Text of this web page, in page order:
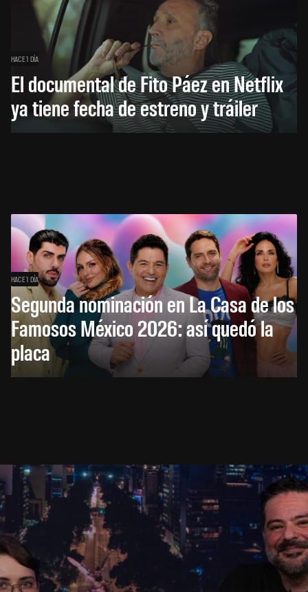
HACE 1 DÍA
El documental de Fito Páez en Netflix
ya tiene fecha de estreno y tráiler
HACE 1 DÍA
Segunda nominación en La Casa de los
Famosos México 2026: así quedó la
placa